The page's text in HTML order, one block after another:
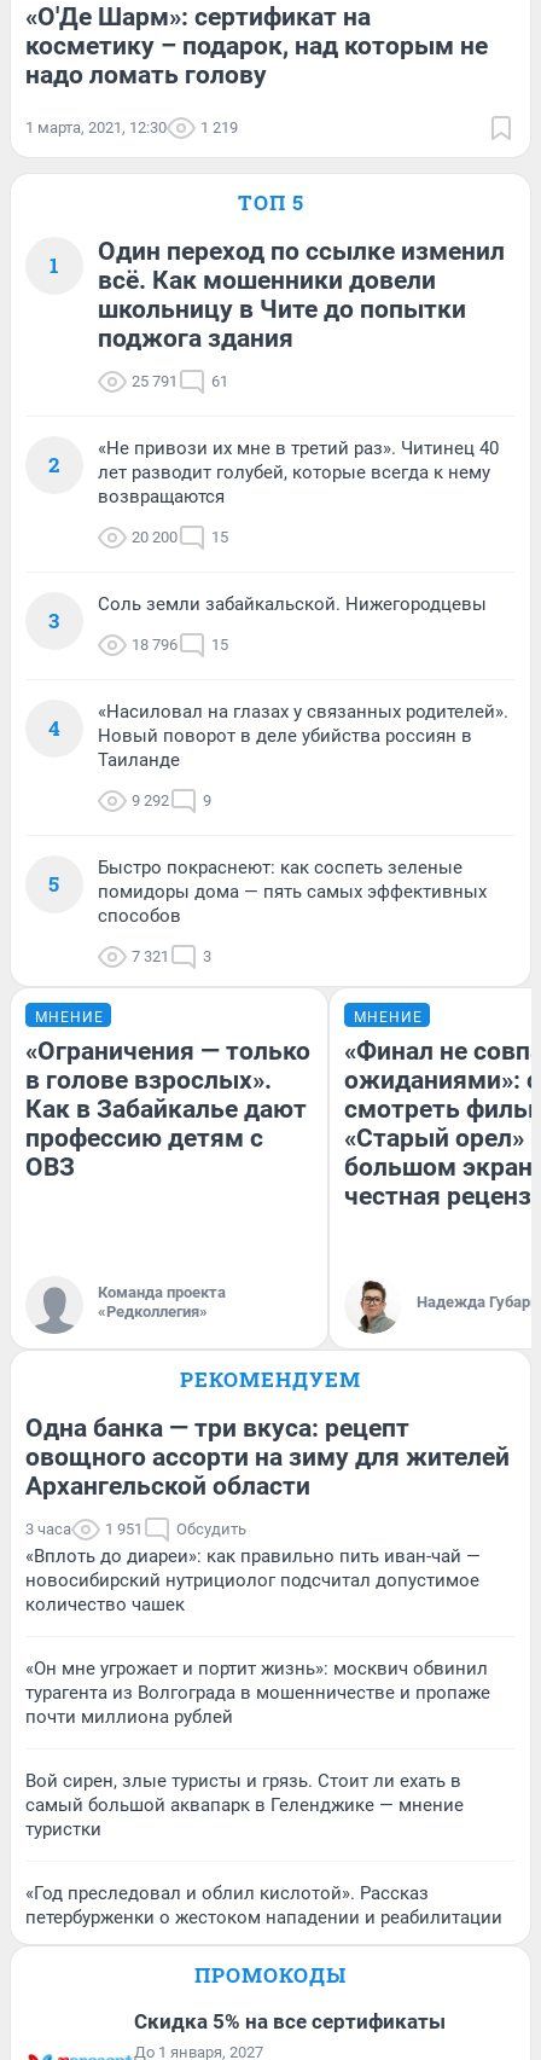
«О'Де Шарм»: сертификат на
косметику – подарок, над которым не
надо ломать голову
1 марта, 2021, 12:30 1 219
ТОП 5
1
Один переход по ссылке изменил
всё. Как мошенники довели
школьницу в Чите до попытки
поджога здания
25 791 61
2
«Не привози их мне в третий раз». Читинец 40
лет разводит голубей, которые всегда к нему
возвращаются
20 200 15
3
Соль земли забайкальской. Нижегородцевы
18 796 15
4
«Насиловал на глазах у связанных родителей».
Новый поворот в деле убийства россиян в
Таиланде
9 292 9
5
Быстро покраснеют: как соспеть зеленые
помидоры дома — пять самых эффективных
способов
7 321 3
МНЕНИЕ
«Ограничения — только
в голове взрослых».
Как в Забайкалье дают
профессию детям с
ОВЗ
Команда проекта
«Редколлегия»
МНЕНИЕ
«Финал не
ожиданиями»:
смотреть
«Старый орел»
большом
честная
Надежда Губарь
РЕКОМЕНДУЕМ
Одна банка — три вкуса: рецепт
овощного ассорти на зиму для жителей
Архангельской области
3 часа 1 951 Обсудить
«Вплоть до диареи»: как правильно пить иван-чай —
новосибирский нутрициолог подсчитал допустимое
количество чашек
«Он мне угрожает и портит жизнь»: москвич обвинил
турагента из Волгограда в мошенничестве и пропаже
почти миллиона рублей
Вой сирен, злые туристы и грязь. Стоит ли ехать в
самый большой аквапарк в Геленджике — мнение
туристки
«Год преследовал и облил кислотой». Рассказ
петербурженки о жестоком нападении и реабилитации
ПРОМОКОДЫ
Скидка 5% на все сертификаты
До 1 января, 2027